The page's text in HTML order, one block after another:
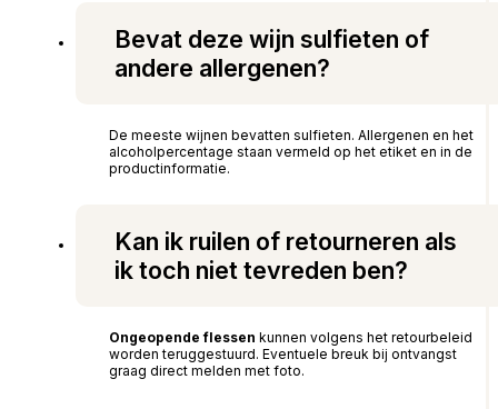
Bevat deze wijn sulfieten of
andere allergenen?
De meeste wijnen bevatten sulfieten. Allergenen en het
alcoholpercentage staan vermeld op het etiket en in de
productinformatie.
Kan ik ruilen of retourneren als
ik toch niet tevreden ben?
Ongeopende flessen kunnen volgens het retourbeleid
worden teruggestuurd. Eventuele breuk bij ontvangst
graag direct melden met foto.